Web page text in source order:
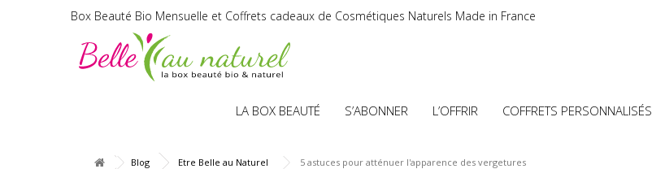
Box Beauté Bio Mensuelle et Coffrets cadeaux de Cosmétiques Naturels Made in France
LA BOX BEAUTÉ S’ABONNER L’OFFRIR COFFRETS PERSONNALISÉS
Blog Etre Belle au Naturel 5 astuces pour atténuer l'apparence des vergetures